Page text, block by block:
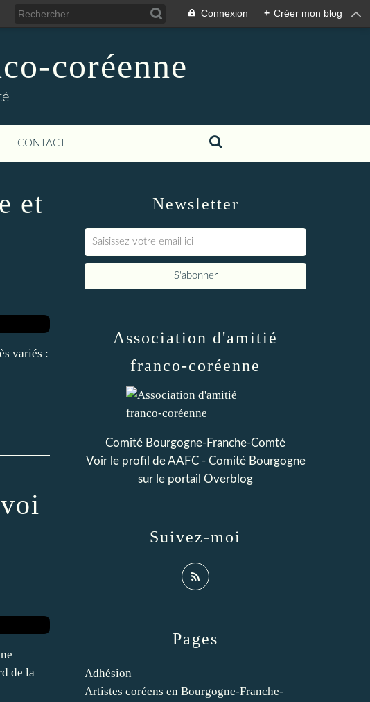
Connexion + Créer mon blog
coréenne
CONTACT
et
variés :
de la
Newsletter
Pages
Adhésion
Artistes coréens en Bourgogne-Franche-
Association d'amitié
franco-coréenne
Comité Bourgogne-Franche-Comté
Voir le profil deAAFC - Comité Bourgogne
sur le portail Overblog
Suivez-moi